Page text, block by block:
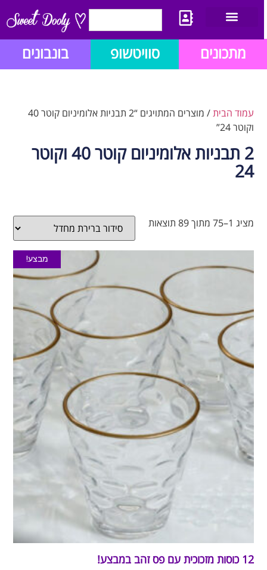
מתכונים סוויטשופ בונבונים
עמוד הבית
/ מוצרים המתויגים “2 תבניות אלומיניום קוטר 40
וקוטר 24”
2 תבניות אלומיניום קוטר 40 וקוטר
24
מציג 1–75 מתוך 89 תוצאות
מבצע!
12 כוסות מזכוכית עם פס זהב במבצע!